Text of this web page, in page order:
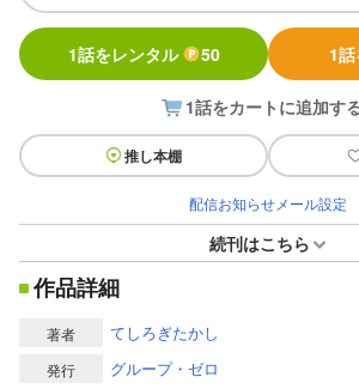
1話をレンタル 50 1
1話をカートに追加す
推し本棚
配信お知らせメール設定
続刊はこちら
作品詳細
著者 てしろぎたかし
発行 グループ・ゼロ